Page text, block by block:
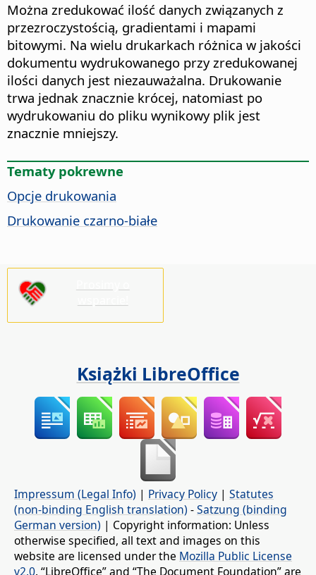
Można zredukować ilość danych związanych z
przezroczystością, gradientami i mapami
bitowymi. Na wielu drukarkach różnica w jakości
dokumentu wydrukowanego przy zredukowanej
ilości danych jest niezauważalna. Drukowanie
trwa jednak znacznie krócej, natomiast po
wydrukowaniu do pliku wynikowy plik jest
znacznie mniejszy.
Tematy pokrewne
Opcje drukowania
Drukowanie czarno-białe
Książki LibreOffice
Impressum (Legal Info) | Privacy Policy | Statutes
(non-binding English translation) -Satzung (binding
German version) | Copyright information: Unless
otherwise specified, all text and images on this
website are licensed under the Mozilla Public License
v2.0. “LibreOffice” and “The Document Foundation” are